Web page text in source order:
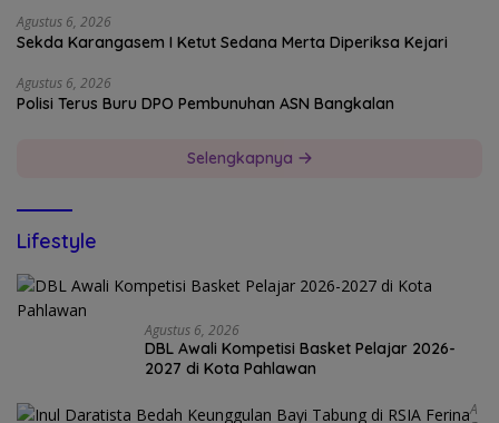
Agustus 6, 2026
Sekda Karangasem I Ketut Sedana Merta Diperiksa Kejari
Agustus 6, 2026
Polisi Terus Buru DPO Pembunuhan ASN Bangkalan
Selengkapnya
Lifestyle
Agustus 6, 2026
DBL Awali Kompetisi Basket Pelajar 2026-
2027 di Kota Pahlawan
A